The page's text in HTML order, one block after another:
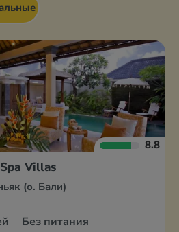
8.8
Villas
(о. Бали)
Без питания